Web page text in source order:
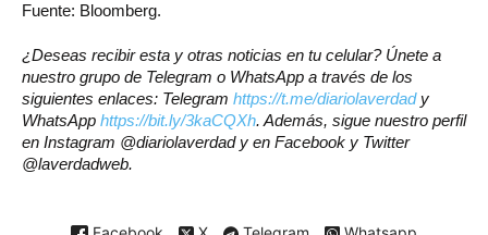
Fuente: Bloomberg.
¿Deseas recibir esta y otras noticias en tu celular? Únete a
nuestro grupo de Telegram o WhatsApp a través de los
siguientes enlaces: Telegram https://t.me/diariolaverdady
WhatsApp https://bit.ly/3kaCQXh. Además, sigue nuestro perfil
en Instagram @diariolaverdad y en Facebook y Twitter
@laverdadweb.